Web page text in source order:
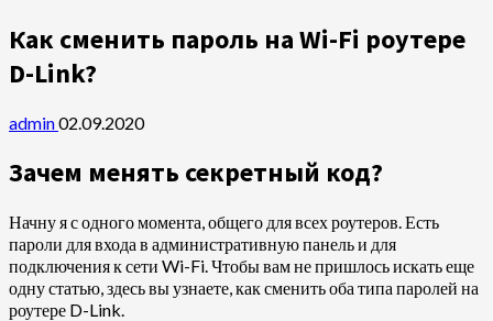
Как сменить пароль на Wi-Fi роутере
D-Link?
admin02.09.2020
Зачем менять секретный код?
Начну я с одного момента, общего для всех роутеров. Есть
пароли для входа в административную панель и для
подключения к сети Wi-Fi. Чтобы вам не пришлось искать еще
одну статью, здесь вы узнаете, как сменить оба типа паролей на
роутере D-Link.